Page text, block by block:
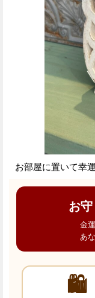
お部屋に置いて幸
お
金
あ
🛍️